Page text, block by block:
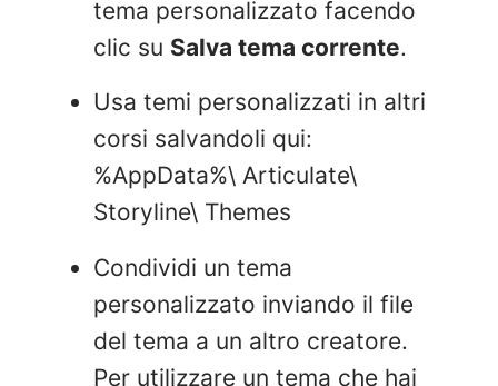
tema personalizzato facendo
clic su Salva tema corrente.
Usa temi personalizzati in altri
corsi salvandoli qui:
%AppData%\ Articulate\
Storyline\ Themes
Condividi un tema
personalizzato inviando il file
del tema a un altro creatore.
Per utilizzare un tema che hai